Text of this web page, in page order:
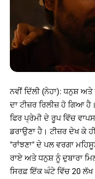
ਨਵੀਂ ਦਿੱਲੀ (ਨੇਹਾ): ਧਨੁਸ਼
ਦਾ ਟੀਜ਼ਰ ਰਿਲੀਜ਼ ਹੋ ਗਿਆ
ਫਿਰ ਪ੍ਰੇਮੀ ਦੇ ਰੂਪ ਵਿੱਚ
ਡਰਾਉਣਾ ਹੈ। ਟੀਜ਼ਰ ਦੇਖ ਕੇ
"ਰਾਂਝਣਾ" ਦੇ ਪਲ ਵਰਗਾ
ਰਾਏ ਅਤੇ ਧਨੁਸ਼ ਨੂੰ ਦੁਬਾਰਾ
ਸਿਰਫ਼ ਇੱਕ ਘੰਟੇ ਵਿੱਚ 20